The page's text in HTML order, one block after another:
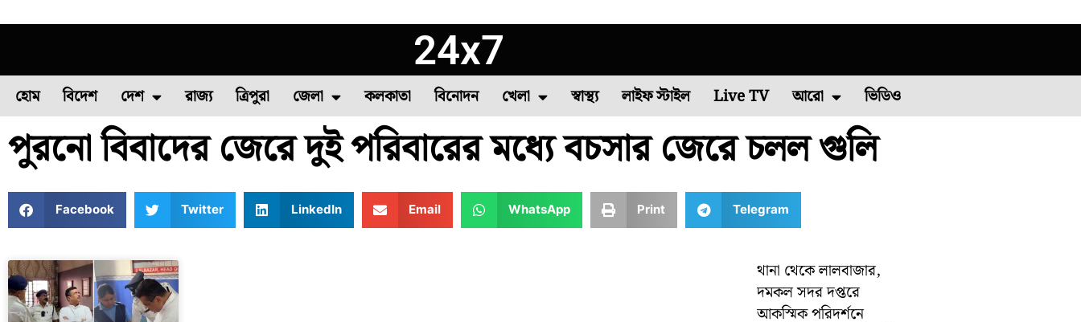
24x7
হোম বিদেশ দেশ
ফুল চাষ ফল চাষ মাছ চাষ পোল্ট্রি চাষ সবজি চাষ
রাজ্য ত্রিপুরা জেলা
উত্তর ২৪ পরগনা দক্ষিণ ২৪ পরগনা বীরভূম মুর্শিদাবাদ উত্তর দিনাজপুর পশ্চিম মেদিনীপুর পশ্চিম বর্ধমান পূর্ব মেদিনীপুর
কলকাতা বিনোদন খেলা
৪৪তম দাবা অলিম্পিয়াড কমনওয়েলথ গেমস এশিয়া কাপ ২০২২ বিশ্ব ব্যাডমিন্টন চ্যাম্পিয়নশিপ ২০২২
স্বাস্থ্য লাইফ স্টাইল Live TV আরো
রাশিফল কারেন্ট অ্যাফেয়ার
ভিডিও
পুরনো বিবাদের জেরে দুই পরিবারের মধ্যে বচসার জেরে চলল গুলি
Facebook Twitter LinkedIn Email WhatsApp Print Telegram
থানা থেকে লালবাজার,
দমকল সদর দপ্তরে
আকস্মিক পরিদর্শনে